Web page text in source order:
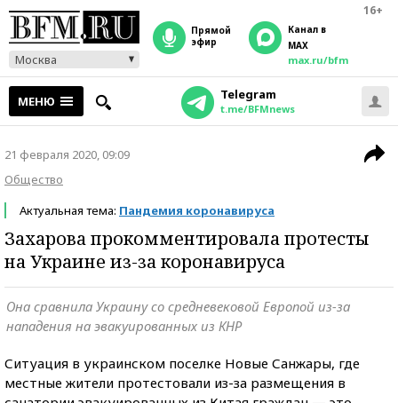
16+
Москва
прямой
эфир
Канал в
MAX
max.ru/bfm
МЕНЮ Telegram
t.me/BFMnews
21 февраля 2020, 09:09
Общество
Актуальная тема: Пандемия коронавируса
Захарова прокомментировала протесты
на Украине из-за коронавируса
Она сравнила Украину со средневековой Европой из-за
нападения на эвакуированных из КНР
Ситуация в украинском поселке Новые Санжары, где
местные жители протестовали из-за размещения в